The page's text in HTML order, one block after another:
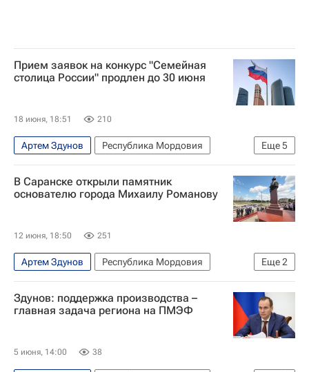
Прием заявок на конкурс "Семейная
столица России" продлен до 30 июня
18 июня, 18:51 210
Еще5
Артем Здунов
Республика Мордовия
Южно-Сахалинск
Омск
Владимир Путин
Воздушно-космические силы России
Россия
В Саранске открыли памятник
основателю города Михаилу Романову
12 июня, 18:50 251
Еще2
Артем Здунов
Республика Мордовия
Михаил Романов (Великий князь)
Саранск
Здунов: поддержка производства –
главная задача региона на ПМЭФ
5 июня, 14:00 38